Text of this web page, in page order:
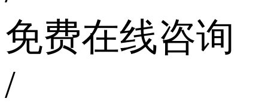
免费在线咨询
/